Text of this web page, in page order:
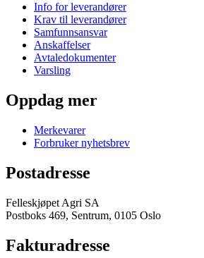
Info for leverandører
Krav til leverandører
Samfunnsansvar
Anskaffelser
Avtaledokumenter
Varsling
Oppdag mer
Merkevarer
Forbruker nyhetsbrev
Postadresse
Felleskjøpet Agri SA
Postboks 469, Sentrum, 0105 Oslo
Fakturadresse